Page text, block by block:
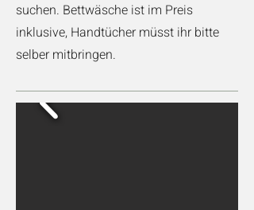
suchen. Bettwäsche ist im Preis
inklusive, Handtücher müsst ihr bitte
selber mitbringen.